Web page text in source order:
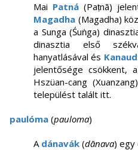
Mai Patná(Paṭnā)
Magadha (Magadha)
a Sunga (Śuṅga)
dinasztia első
hanyatlásával és
jelentősége csökkent,
Hszüan-cang
települést talált itt.
paulóma (pauloma)
A dánavák (dānava) egy